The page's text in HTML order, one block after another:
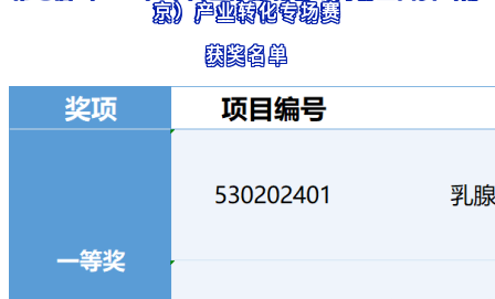
京）产业转化专场赛
获奖名单